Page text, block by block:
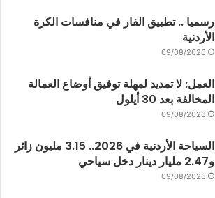
رسميا .. تطبيق الفار في منافسات الكرة
الأردنية
09/08/2026
العمل: لا تمديد لمهلة توفيق أوضاع العمالة
المخالفة بعد 30 أيلول
09/08/2026
السياحة الأردنية في 2026.. 3.15 مليون زائر
و2.47 مليار دينار دخل سياحي
09/08/2026